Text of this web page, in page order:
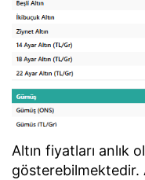
Altın fiyatları anlık
gösterebilmektedir.